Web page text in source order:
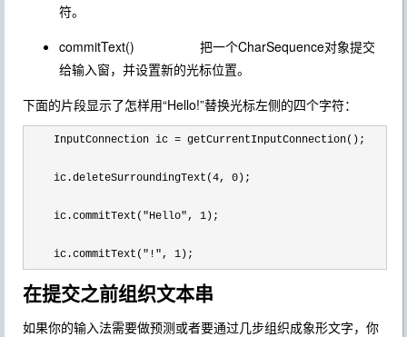
符。
commitText() 把一个CharSequence对象提交
给输入窗，并设置新的光标位置。
下面的片段显示了怎样用“Hello!”替换光标左侧的四个字符：
    InputConnection ic =
getCurrentInputConnection();
    ic.deleteSurroundingText(
4, 0);
    ic.commitText(
"Hello", 1);
    ic.commitText(
"!", 1);
在提交之前组织文本串
如果你的输入法需要做预测或者要通过几步组织成象形文字，你